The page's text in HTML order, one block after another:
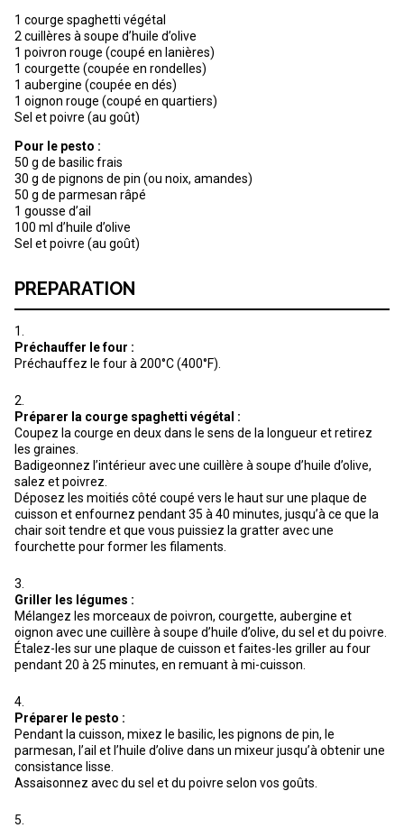
1 courge spaghetti végétal
2 cuillères à soupe d’huile d’olive
1 poivron rouge (coupé en lanières)
1 courgette (coupée en rondelles)
1 aubergine (coupée en dés)
1 oignon rouge (coupé en quartiers)
Sel et poivre (au goût)
Pour le pesto :
50 g de basilic frais
30 g de pignons de pin (ou noix, amandes)
50 g de parmesan râpé
1 gousse d’ail
100 ml d’huile d’olive
Sel et poivre (au goût)
PREPARATION
Préchauffer le four :
Préchauffez le four à 200°C (400°F).
Préparer la courge spaghetti végétal :
Coupez la courge en deux dans le sens de la longueur et retirez
les graines.
Badigeonnez l’intérieur avec une cuillère à soupe d’huile d’olive,
salez et poivrez.
Déposez les moitiés côté coupé vers le haut sur une plaque de
cuisson et enfournez pendant 35 à 40 minutes, jusqu’à ce que la
chair soit tendre et que vous puissiez la gratter avec une
fourchette pour former les filaments.
Griller les légumes :
Mélangez les morceaux de poivron, courgette, aubergine et
oignon avec une cuillère à soupe d’huile d’olive, du sel et du poivre.
Étalez-les sur une plaque de cuisson et faites-les griller au four
pendant 20 à 25 minutes, en remuant à mi-cuisson.
Préparer le pesto :
Pendant la cuisson, mixez le basilic, les pignons de pin, le
parmesan, l’ail et l’huile d’olive dans un mixeur jusqu’à obtenir une
consistance lisse.
Assaisonnez avec du sel et du poivre selon vos goûts.